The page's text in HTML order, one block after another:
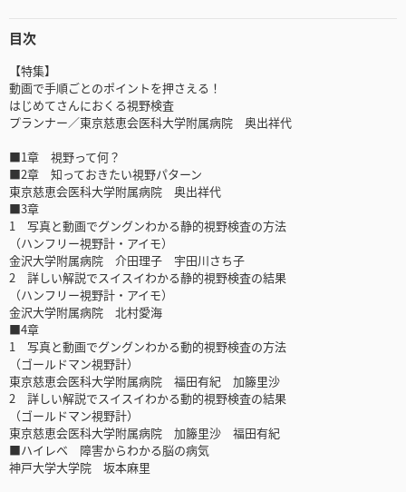
目次
【特集】
動画で手順ごとのポイントを押さえる！
はじめてさんにおくる視野検査
プランナー／東京慈恵会医科大学附属病院 奥出祥代
■1章 視野って何？
■2章 知っておきたい視野パターン
東京慈恵会医科大学附属病院 奥出祥代
■3章
1 写真と動画でグングンわかる静的視野検査の方法
（ハンフリー視野計・アイモ）
金沢大学附属病院 介田理子 宇田川さち子
2 詳しい解説でスイスイわかる静的視野検査の結果
（ハンフリー視野計・アイモ）
金沢大学附属病院 北村愛海
■4章
1 写真と動画でグングンわかる動的視野検査の方法
（ゴールドマン視野計）
東京慈恵会医科大学附属病院 福田有紀 加籐里沙
2 詳しい解説でスイスイわかる動的視野検査の結果
（ゴールドマン視野計）
東京慈恵会医科大学附属病院 加籐里沙 福田有紀
■ハイレベ 障害からわかる脳の病気
神戸大学大学院 坂本麻里